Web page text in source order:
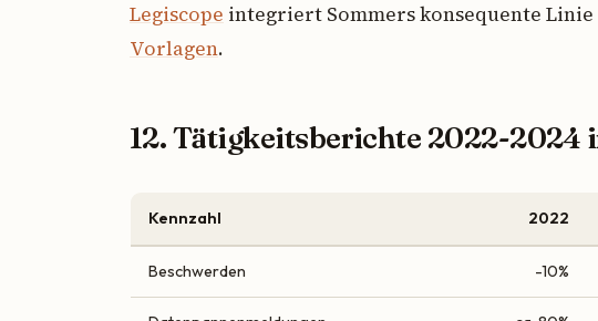
Legiscope integriert Sommers konsequente Linie
Vorlagen.
12. Tätigkeitsberichte 2022-2024
Kennzahl 2022
Beschwerden -10%